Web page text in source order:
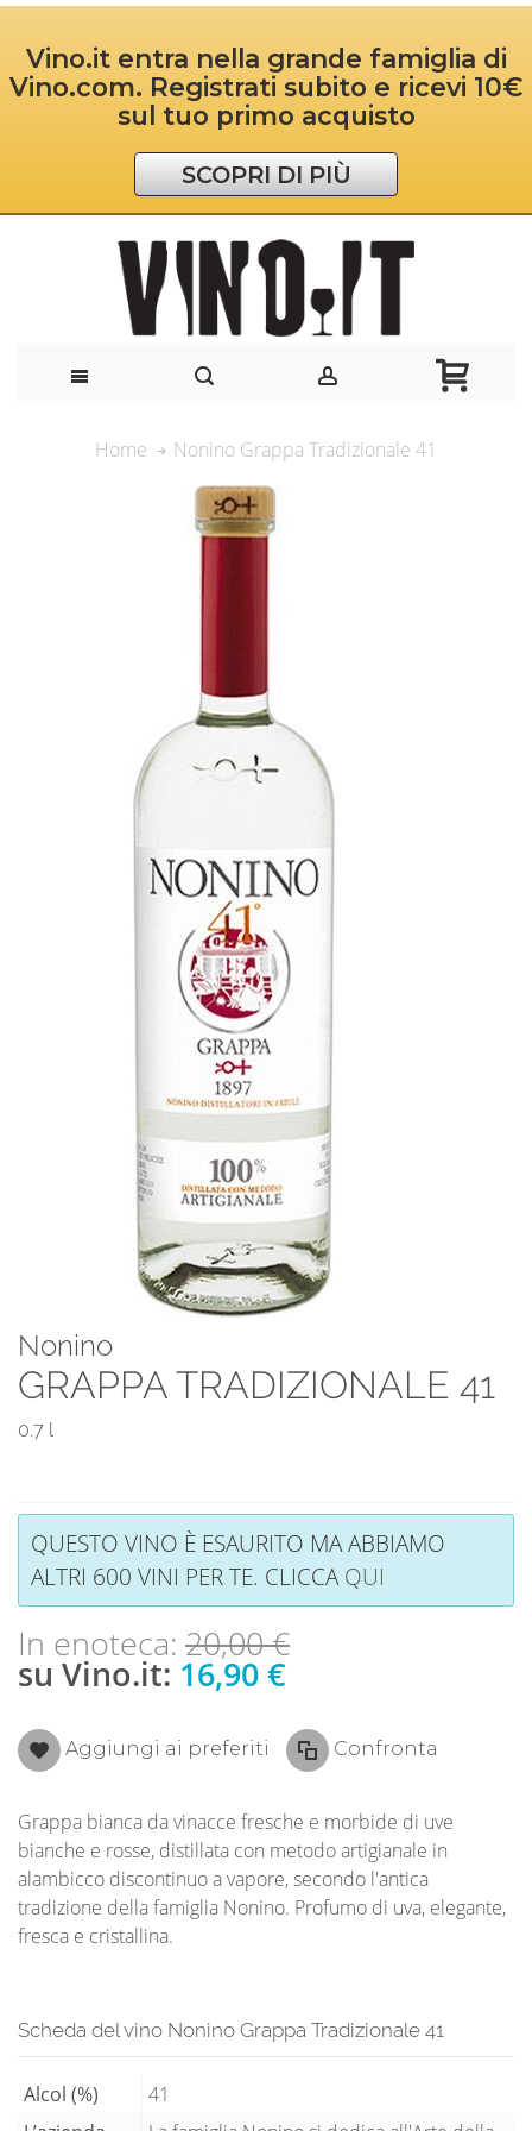
Vino.it entra nella grande famiglia di
Vino.com. Registrati subito e ricevi 10€
sul tuo primo acquisto
SCOPRI DI PIÙ
Home Nonino Grappa Tradizionale 41
Nonino
GRAPPA TRADIZIONALE 41
0.7 l
QUESTO VINO È ESAURITO MA ABBIAMO
ALTRI 600 VINI PER TE. CLICCAQUI
In enoteca: 20,00 €
su Vino.it: 16,90 €
Aggiungi ai preferiti Confronta
Grappa bianca da vinacce fresche e morbide di uve
bianche e rosse, distillata con metodo artigianale in
alambicco discontinuo a vapore, secondo l'antica
tradizione della famiglia Nonino. Profumo di uva, elegante,
fresca e cristallina.
Scheda del vino Nonino Grappa Tradizionale 41
Alcol (%)
41